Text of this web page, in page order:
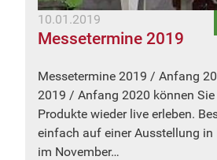
10.01.2019
Messetermine 2019
Messetermine 2019 / Anfang
2019 / Anfang 2020 können
Produkte wieder live erleben.
einfach auf einer Ausstellung in
im November…